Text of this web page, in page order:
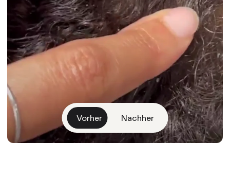
Vorher Nachher